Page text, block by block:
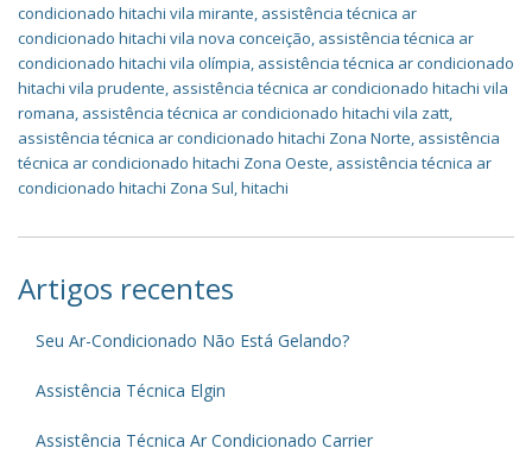
condicionado hitachi vila mirante, assistência técnica ar
condicionado hitachi vila nova conceição, assistência técnica ar
condicionado hitachi vila olímpia, assistência técnica ar condicionado
hitachi vila prudente, assistência técnica ar condicionado hitachi vila
romana, assistência técnica ar condicionado hitachi vila zatt,
assistência técnica ar condicionado hitachi Zona Norte, assistência
técnica ar condicionado hitachi Zona Oeste, assistência técnica ar
condicionado hitachi Zona Sul,hitachi
Artigos recentes
Seu Ar-Condicionado Não Está Gelando?
Assistência Técnica Elgin
Assistência Técnica Ar Condicionado Carrier